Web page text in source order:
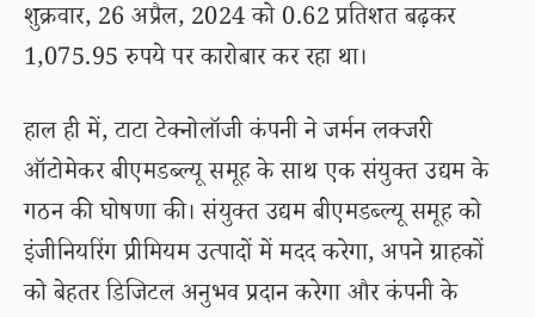
शुक्रवार, 26 अप्रैल, 2024 को 0.62 प्रतिशत बढ़कर
1,075.95 रुपये पर कारोबार कर रहा था।
हाल ही में, टाटा टेक्नोलॉजी कंपनी ने जर्मन लक्जरी
ऑटोमेकर बीएमडब्ल्यू समूह के साथ एक संयुक्त उद्यम के
गठन की घोषणा की। संयुक्त उद्यम बीएमडब्ल्यू समूह को
इंजीनियरिंग प्रीमियम उत्पादों में मदद करेगा, अपने ग्राहकों
को बेहतर डिजिटल अनुभव प्रदान करेगा और कंपनी के